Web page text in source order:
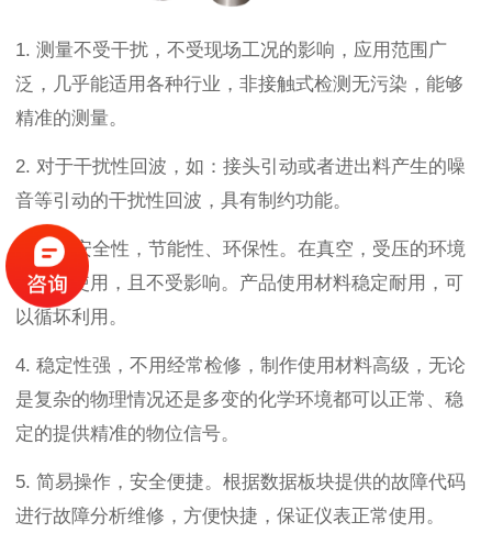
1. 测量不受干扰，不受现场工况的影响，应用范围广
泛，几乎能适用各种行业，非接触式检测无污染，能够
精准的测量。
2. 对于干扰性回波，如：接头引动或者进出料产生的噪
音等引动的干扰性回波，具有制约功能。
3.具有安全性，节能性、环保性。在真空，受压的环境
中均可使用，且不受影响。产品使用材料稳定耐用，可
以循坏利用。
4. 稳定性强，不用经常检修，制作使用材料高级，无论
是复杂的物理情况还是多变的化学环境都可以正常、稳
定的提供精准的物位信号。
5. 简易操作，安全便捷。根据数据板块提供的故障代码
进行故障分析维修，方便快捷，保证仪表正常使用。